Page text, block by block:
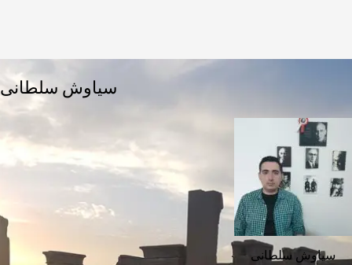
سیاوش سلطانی
سیاوش سلطانی